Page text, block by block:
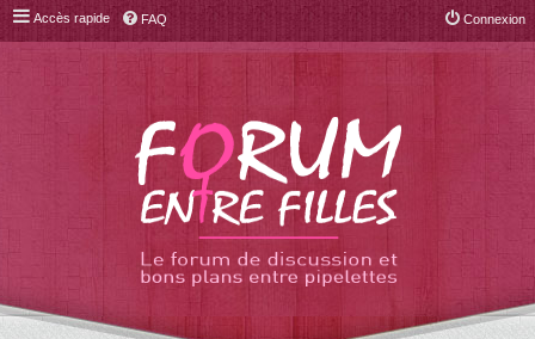
Accès rapide FAQ Connexion